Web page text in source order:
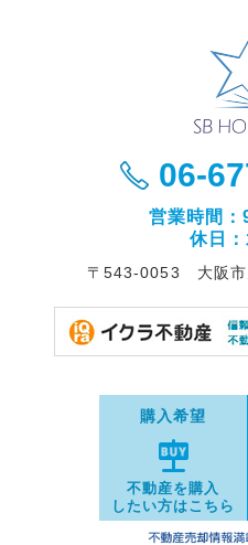
06-
営業時間
休日：
〒543-0053 大阪市
購入希望
不動産を購入
したい方はこちら